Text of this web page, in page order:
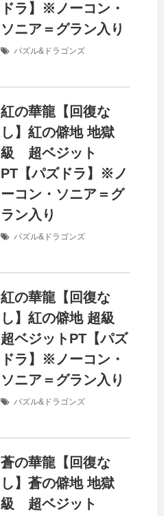
ドラ】※ノーコン・
ソニア＝グラン入り
パズル&ドラゴンズ
紅の華龍【回復な
し】紅の僻地 地獄
級 超ベジット
PT【パズドラ】※ノ
ーコン・ソニア＝グ
ラン入り
パズル&ドラゴンズ
紅の華龍【回復な
し】紅の僻地 超級
超ベジットPT【パズ
ドラ】※ノーコン・
ソニア＝グラン入り
パズル&ドラゴンズ
蒼の華龍【回復な
し】蒼の僻地 地獄
級 超ベジット